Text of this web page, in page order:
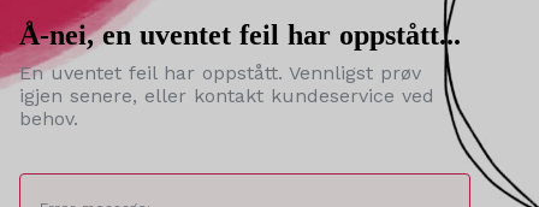
Å-nei, en uventet feil har oppstått...
En uventet feil har oppstått. Vennligst prøv
igjen senere, eller kontakt kundeservice ved
behov.